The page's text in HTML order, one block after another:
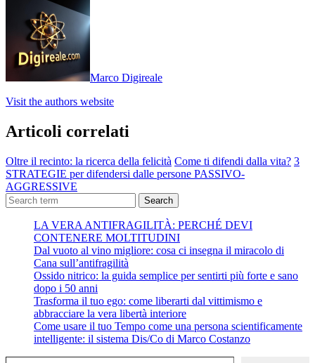
Marco Digireale
Visit the authors website
Articoli correlati
Oltre il recinto: la ricerca della felicità Come ti difendi dalla vita? 3
STRATEGIE per difendersi dalle persone PASSIVO-
AGGRESSIVE
Search
LA VERA ANTIFRAGILITÀ: PERCHÉ DEVI
CONTENERE MOLTITUDINI
Dal vuoto al vino migliore: cosa ci insegna il miracolo di
Cana sull’antifragilità
Ossido nitrico: la guida semplice per sentirti più forte e sano
dopo i 50 anni
Trasforma il tuo ego: come liberarti dal vittimismo e
abbracciare la vera libertà interiore
Come usare il tuo Tempo come una persona scientificamente
intelligente: il sistema Dis/Co di Marco Costanzo
Digita la tua e-mail...